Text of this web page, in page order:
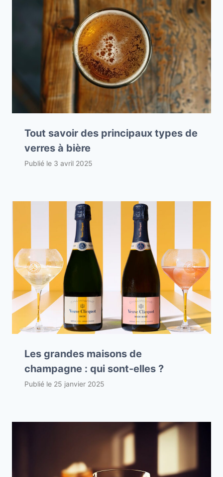
Tout savoir des principaux types de
verres à bière
Publié le 3 avril 2025
Les grandes maisons de
champagne : qui sont-elles ?
Publié le 25 janvier 2025